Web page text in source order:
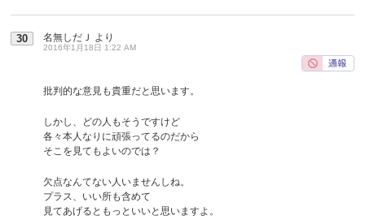
30 名無しだＪ より
2016年1月18日 1:22 AM
批判的な意見も貴重だと思います。
しかし、どの人もそうですけど
各々本人なりに頑張ってるのだから
そこを見てもよいのでは？
欠点なんてない人いませんしね。
プラス、いい所も含めて
見てあげるともっといいと思いますよ。